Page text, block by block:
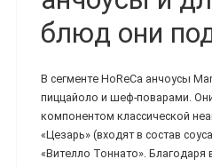
блюд они
В сегменте HoReCa анчоусы
пиццайоло и шеф-поварами.
компонентом классической
«Цезарь» (входят в состав
«Вителло Тоннато». Благодаря